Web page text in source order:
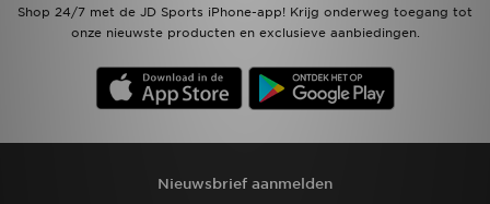
Shop 24/7 met de JD Sports iPhone-app! Krijg onderweg toegang tot
onze nieuwste producten en exclusieve aanbiedingen.
Nieuwsbrief aanmelden